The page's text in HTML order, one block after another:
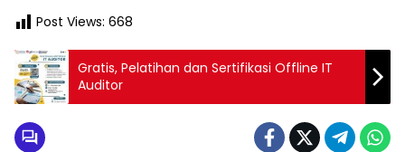
Post Views: 668
Gratis, Pelatihan dan Sertifikasi Offline IT
Auditor